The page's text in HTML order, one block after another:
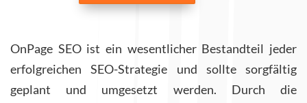
OnPage SEO ist ein wesentlicher Bestandteil jeder
erfolgreichen SEO-Strategie und sollte sorgfältig
geplant und umgesetzt werden. Durch die